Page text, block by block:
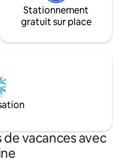
Stationnement
gratuit sur place
vacances avec